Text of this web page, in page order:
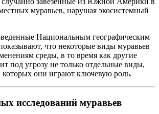
муравьев, нарушая экосистемный
Национальным географическим
что некоторые виды муравьев
среды, в то время как другие
под угрозу не только отдельные виды,
которых они играют ключевую роль.
исследований муравьев